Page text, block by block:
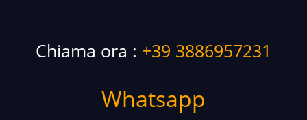
Chiama ora : +39 3886957231
Whatsapp